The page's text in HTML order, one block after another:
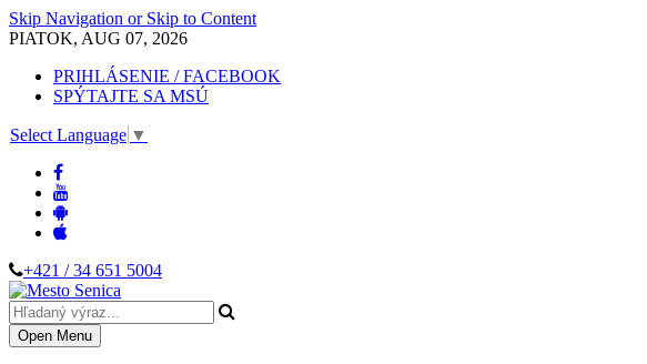
Skip Navigation or Skip to Content
PIATOK, AUG 07, 2026
PRIHLÁSENIE / FACEBOOK
SPÝTAJTE SA MSÚ
Select Language ▼
+421 / 34 651 5004
Open Menu